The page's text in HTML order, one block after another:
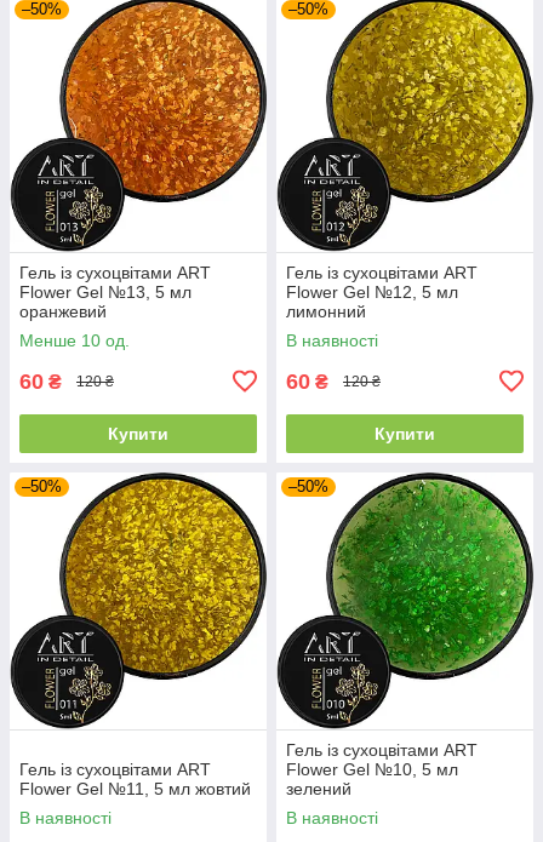
–50%
Гель із сухоцвітами ART
Flower Gel №13, 5 мл
оранжевий
Менше 10 од.
60 ₴ 120 ₴
Купити
–50%
Гель із сухоцвітами ART
Flower Gel №12, 5 мл
лимонний
В наявності
60 ₴ 120 ₴
Купити
–50%
Гель із сухоцвітами ART
Flower Gel №11, 5 мл жовтий
В наявності
–50%
Гель із сухоцвітами ART
Flower Gel №10, 5 мл
зелений
В наявності